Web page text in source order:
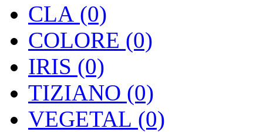
CLA (0)
COLORE (0)
IRIS (0)
TIZIANO (0)
VEGETAL (0)